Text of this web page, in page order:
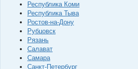
Республика Коми
Республика Тыва
Ростов-на-Дону
Рубцовск
Рязань
Салават
Самара
Санкт-Петербург